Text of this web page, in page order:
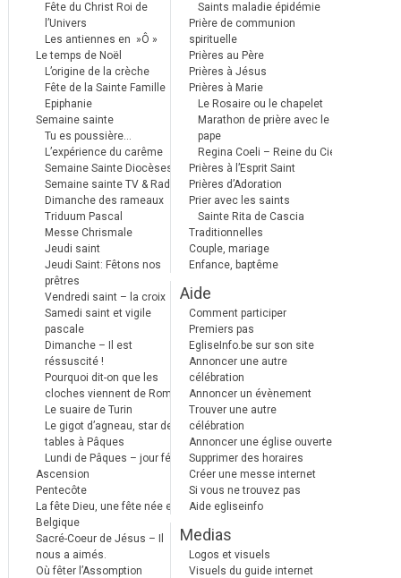
Fête du Christ Roi de
l’Univers
Les antiennes en »Ô »
Le temps de Noël
L’origine de la crèche
Fête de la Sainte Famille
Epiphanie
Semaine sainte
Tu es poussière…
L’expérience du carême
Semaine Sainte Diocèses
Semaine sainte TV & Radio
Dimanche des rameaux
Triduum Pascal
Messe Chrismale
Jeudi saint
Jeudi Saint: Fêtons nos
prêtres
Vendredi saint – la croix
Samedi saint et vigile
pascale
Dimanche – Il est
réssuscité !
Pourquoi dit-on que les
cloches viennent de Rome ?
Le suaire de Turin
Le gigot d’agneau, star des
tables à Pâques
Lundi de Pâques – jour férié
Ascension
Pentecôte
La fête Dieu, une fête née en
Belgique
Sacré-Coeur de Jésus – Il
nous a aimés.
Où fêter l’Assomption
Saints maladie épidémie
Prière de communion
spirituelle
Prières au Père
Prières à Jésus
Prières à Marie
Le Rosaire ou le chapelet
Marathon de prière avec le
pape
Regina Coeli – Reine du Ciel
Prières à l’Esprit Saint
Prières d’Adoration
Prier avec les saints
Sainte Rita de Cascia
Traditionnelles
Couple, mariage
Enfance, baptême
Aide
Comment participer
Premiers pas
EgliseInfo.be sur son site
Annoncer une autre
célébration
Annoncer un évènement
Trouver une autre
célébration
Annoncer une église ouverte
Supprimer des horaires
Créer une messe internet
Si vous ne trouvez pas
Aide egliseinfo
Medias
Logos et visuels
Visuels du guide internet